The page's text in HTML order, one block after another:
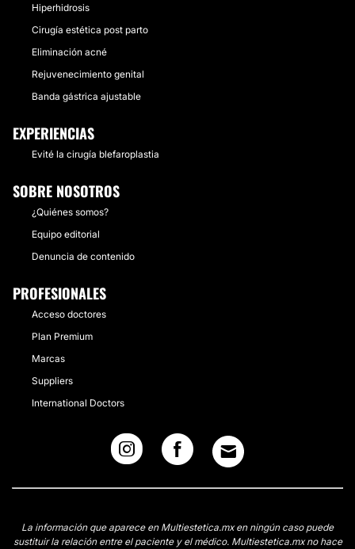
Hiperhidrosis
Cirugía estética post parto
Eliminación acné
Rejuvenecimiento genital
Banda gástrica ajustable
EXPERIENCIAS
Evité la cirugía blefaroplastia
SOBRE NOSOTROS
¿Quiénes somos?
Equipo editorial
Denuncia de contenido
PROFESIONALES
Acceso doctores
Plan Premium
Marcas
Suppliers
International Doctors
La información que aparece en Multiestetica.mx en ningún caso puede
sustituir la relación entre el paciente y el médico. Multiestetica.mx no hace